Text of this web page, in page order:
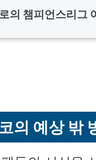
의 챔피언스리그
의 예상 밖